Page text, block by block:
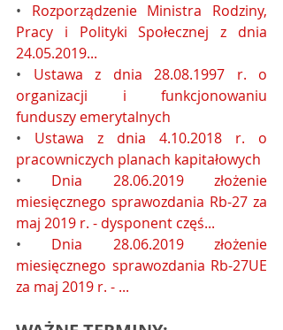
• Rozporządzenie Ministra Rodziny,
Pracy i Polityki Społecznej z dnia
24.05.2019...
• Ustawa z dnia 28.08.1997 r. o
organizacji i funkcjonowaniu
funduszy emerytalnych
• Ustawa z dnia 4.10.2018 r. o
pracowniczych planach kapitałowych
• Dnia 28.06.2019 złożenie
miesięcznego sprawozdania Rb-27 za
maj 2019 r. - dysponent częś...
• Dnia 28.06.2019 złożenie
miesięcznego sprawozdania Rb-27UE
za maj 2019 r. - ...